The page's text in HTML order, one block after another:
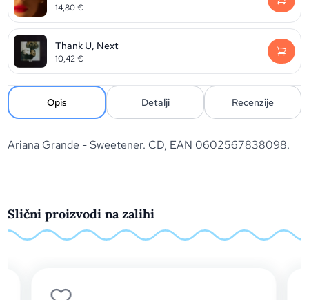
14,80€
Thank U, Next
10,42€
Opis Detalji Recenzije
Ariana Grande - Sweetener. CD, EAN 0602567838098.
Slični proizvodi na zalihi